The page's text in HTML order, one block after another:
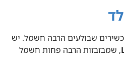
שבולעים הרבה חשמל. יש
, שמבזבזות הרבה פחות חשמל